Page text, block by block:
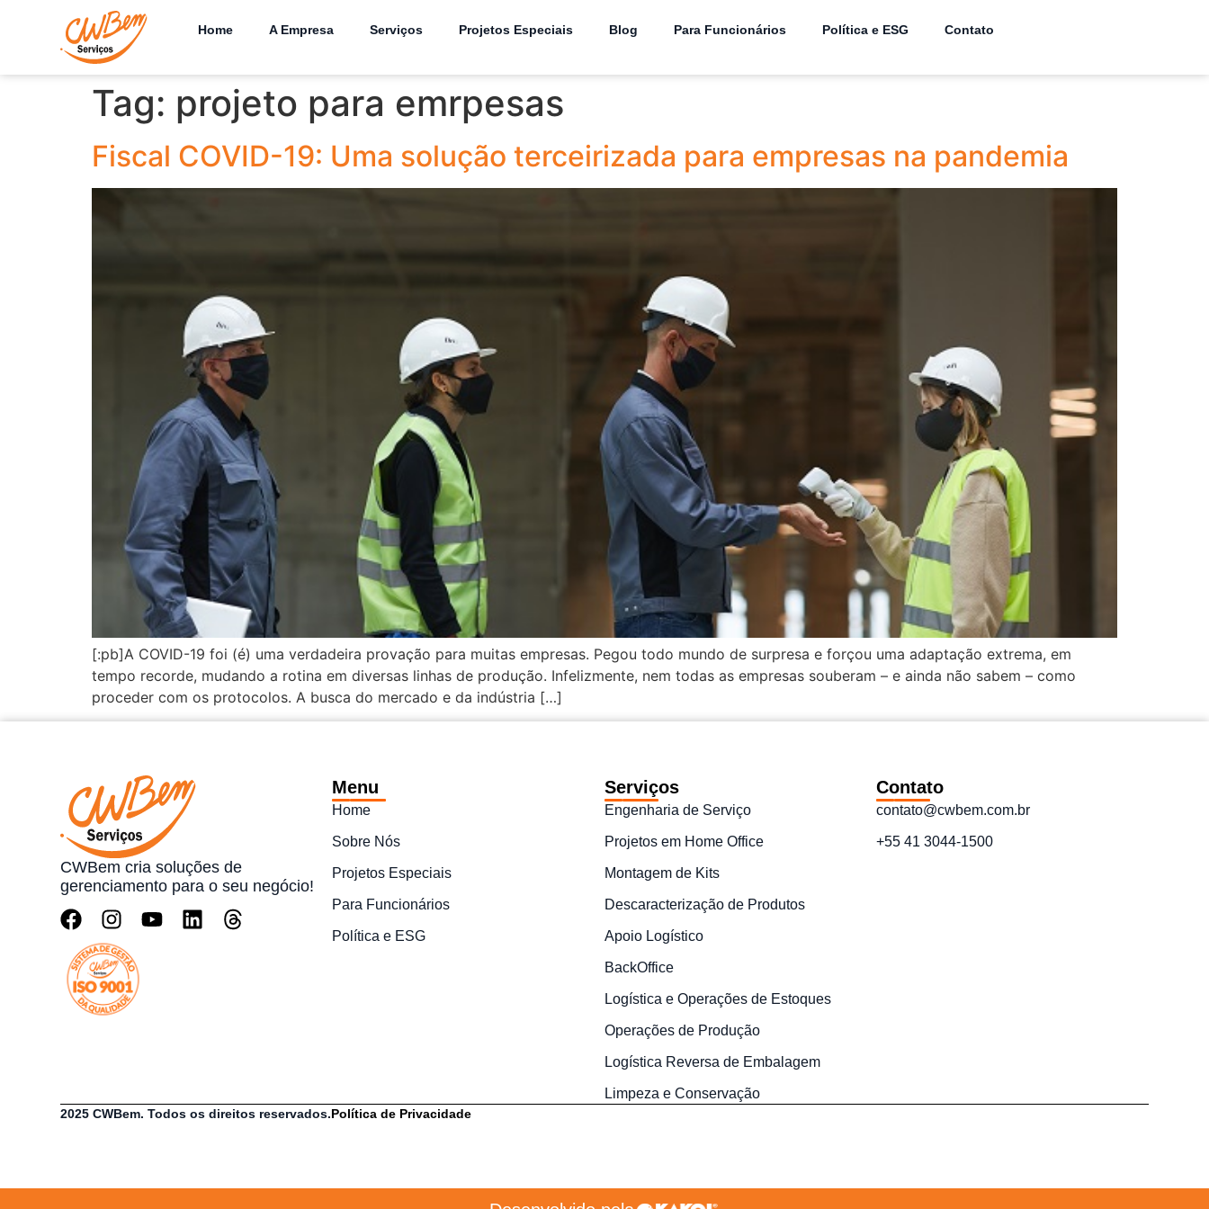
Home A Empresa Serviços Projetos Especiais Blog Para Funcionários Política e ESG Contato
Tag: projeto para emrpesas
Fiscal COVID-19: Uma solução terceirizada para empresas na pandemia
[:pb]A COVID-19 foi (é) uma verdadeira provação para muitas empresas. Pegou todo mundo de surpresa e forçou uma adaptação extrema, em
tempo recorde, mudando a rotina em diversas linhas de produção. Infelizmente, nem todas as empresas souberam – e ainda não sabem – como
proceder com os protocolos. A busca do mercado e da indústria […]
CWBem cria soluções de
gerenciamento para o seu negócio!
Menu
Home
Sobre Nós
Projetos Especiais
Para Funcionários
Política e ESG
Serviços
Engenharia de Serviço
Projetos em Home Office
Montagem de Kits
Descaracterização de Produtos
Apoio Logístico
BackOffice
Logística e Operações de Estoques
Operações de Produção
Logística Reversa de Embalagem
Limpeza e Conservação
Contato
contato@cwbem.com.br
+55 41 3044-1500
2025 CWBem. Todos os direitos reservados.Política de Privacidade